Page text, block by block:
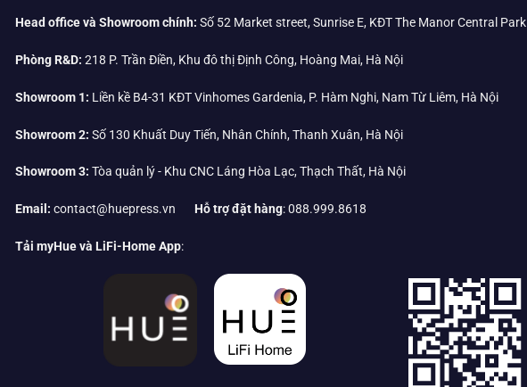
Head office và Showroom chính: Số 52 Market street, Sunrise E, KĐT The Manor Central Park
Phòng R&D: 218 P. Trần Điền, Khu đô thị Định Công, Hoàng Mai, Hà Nội
Showroom 1: Liền kề B4-31 KĐT Vinhomes Gardenia, P. Hàm Nghi, Nam Từ Liêm, Hà Nội
Showroom 2: Số 130 Khuất Duy Tiến, Nhân Chính, Thanh Xuân, Hà Nội
Showroom 3: Tòa quản lý - Khu CNC Láng Hòa Lạc, Thạch Thất, Hà Nội
Email: contact@huepress.vn Hỗ trợ đặt hàng: 088.999.8618
Tải myHue và LiFi-Home App: